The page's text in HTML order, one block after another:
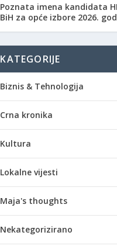
Poznata imena kandidata
BiH za opće izbore 2026.
KATEGORIJE
Biznis & Tehnologija
Crna kronika
Kultura
Lokalne vijesti
Maja's thoughts
Nekategorizirano